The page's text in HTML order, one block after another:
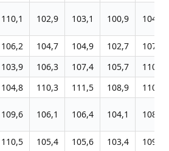
110,1 102,9 103,1 100,9 104,9
106,2 104,7 104,9 102,7
107,1
103,9 106,3 107,4 105,7
110,9
104,8 110,3 111,5 108,9
110,1
109,6 106,1 106,4 104,1 108,9
110,5 105,4 105,6 103,4
109,9